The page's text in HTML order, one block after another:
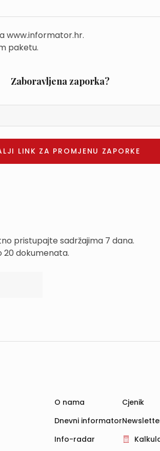
www.informator.hr.
paketu.
Zaboravljena zaporka?
pristupajte sadržajima 7 dana.
20 dokumenata.
O nama
Dnevni informator
Info-radar
Cjenik